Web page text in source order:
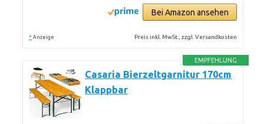
Bei Amazon ansehen
* Anzeige Preis inkl. MwSt., zzgl. Versandkosten
EMPFEHLUNG
Casaria Bierzeltgarnitur 170cm
Klappbar